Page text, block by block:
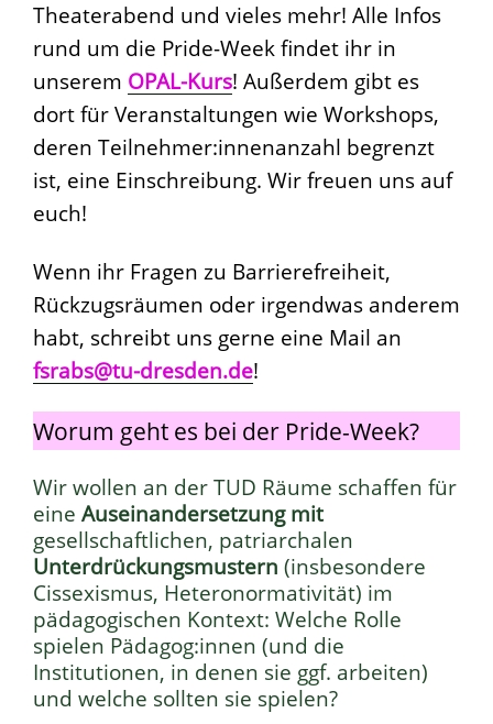
Theaterabend und vieles mehr! Alle Infos
rund um die Pride-Week findet ihr in
unserem OPAL-Kurs! Außerdem gibt es
dort für Veranstaltungen wie Workshops,
deren Teilnehmer:innenanzahl begrenzt
ist, eine Einschreibung. Wir freuen uns auf
euch!
Wenn ihr Fragen zu Barrierefreiheit,
Rückzugsräumen oder irgendwas anderem
habt, schreibt uns gerne eine Mail an
fsrabs@tu-dresden.de!
Worum geht es bei der Pride-Week?
Wir wollen an der TUD Räume schaffen für
eine Auseinandersetzung mit
gesellschaftlichen, patriarchalen
Unterdrückungsmustern (insbesondere
Cissexismus, Heteronormativität) im
pädagogischen Kontext: Welche Rolle
spielen Pädagog:innen (und die
Institutionen, in denen sie ggf. arbeiten)
und welche sollten sie spielen?